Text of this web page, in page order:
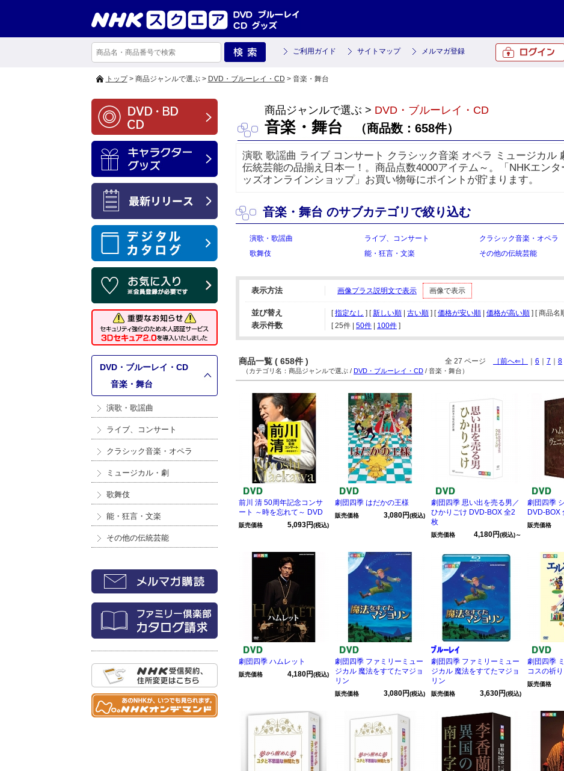
ご利用ガイド サイトマップ メルマガ登録
トップ> 商品ジャンルで選ぶ > DVD・ブルーレイ・CD > 音楽・舞台
DVD・ブルーレイ・CD
音楽・舞台
演歌・歌謡曲
ライブ、コンサート
クラシック音楽・オペラ
ミュージカル・劇
歌舞伎
能・狂言・文楽
その他の伝統芸能
商品ジャンルで選ぶ > DVD・ブルーレイ・CD
音楽・舞台 （商品数：658件）
演歌 歌謡曲 ライブ コンサート クラシック音楽 オペラ ミュージカル
伝統芸能の品揃え日本一！。商品点数4000アイテム～。「NHKエン
ッズオンラインショップ」お買い物毎にポイントが貯まります。
音楽・舞台 のサブカテゴリで絞り込む
演歌・歌謡曲 ライブ、コンサート クラシック音楽・オペラ
歌舞伎
能・狂言・文楽 その他の伝統芸能
表示方法 画像プラス説明文で表示 画像で表示
並び替え [指定なし ] [新しい順 古い順 ] [価格が安い順 価格が高い順 ] [ 商品名
表示件数 [ 25件 50件 100件 ]
商品一覧 ( 658件 ) 全 27 ページ ［前へ⇐］ 6 7 8
（カテゴリ名：商品ジャンルで選ぶ / DVD・ブルーレイ・CD / 音楽・舞台）
前川 清 50周年記念コンサ
ート ～時を忘れて～ DVD
販売価格 5,093円(税込)
劇団四季 はだかの王様
販売価格 3,080円(税込)
劇団四季 思い出を売る男／
ひかりごけ DVD-BOX 全2
枚
販売価格 4,180円(税込)～
劇団四季
DVD-BOX
販売価格
劇団四季 ハムレット
販売価格 4,180円(税込)
劇団四季 ファミリーミュー
ジカル 魔法をすてたマジョ
リン
販売価格 3,080円(税込)
劇団四季 ファミリーミュー
ジカル 魔法をすてたマジョ
リン
販売価格 3,630円(税込)
劇団四季
コスの祈り
販売価格